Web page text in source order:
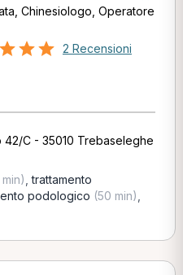
Chinesiologo, Operatore
2 Recensioni
42/C - 35010 Trebaseleghe
,trattamento
podologico (50 min)